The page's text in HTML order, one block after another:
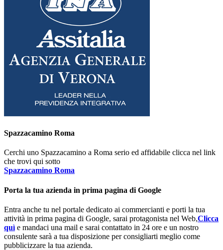
Spazzacamino Roma
Cerchi uno Spazzacamino a Roma serio ed affidabile clicca nel link
che trovi qui sotto
Spazzacamino Roma
Porta la tua azienda in prima pagina di Google
Entra anche tu nel portale dedicato ai commercianti e porti la tua
attività in prima pagina di Google, sarai protagonista nel Web,Clicca
quì e mandaci una mail e sarai contattato in 24 ore e un nostro
consulente sarà a tua disposizione per consigliarti meglio come
pubblicizzare la tua azienda.